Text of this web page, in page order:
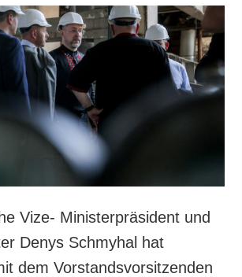
LEISTUNGEN
Abonnement
Fotobank
Vize- Ministerpräsident und
Denys Schmyhal hat
dem Vorstandsvorsitzenden